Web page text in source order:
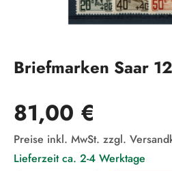
Briefmarken Saar
Regulärer Preis:
81,00 €
Preise inkl. MwSt. zzgl.
Lieferzeit ca. 2-4 Werktage